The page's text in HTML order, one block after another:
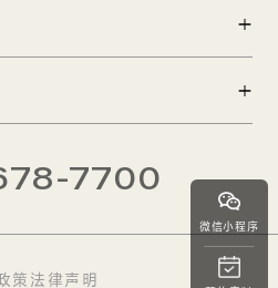
微信小程序
7700
策 法律声明